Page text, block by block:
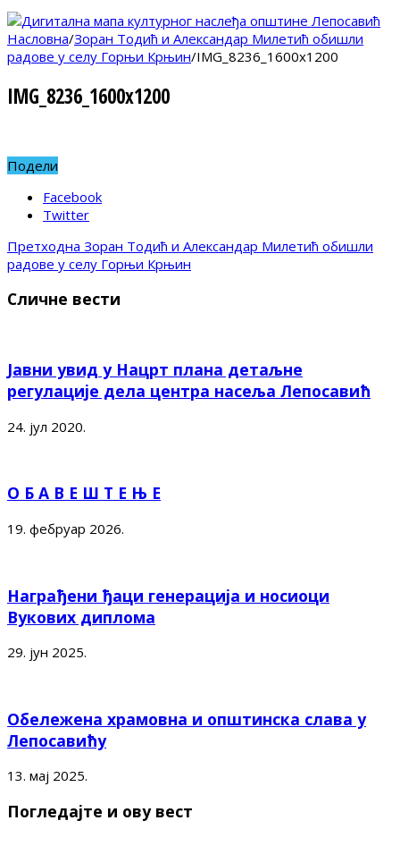
Насловна/Зоран Тодић и Александар Милетић обишли
радове у селу Горњи Крњин/IMG_8236_1600x1200
IMG_8236_1600x1200
Подели
Facebook
Twitter
Претходна Зоран Тодић и Александар Милетић обишли
радове у селу Горњи Крњин
Сличне вести
Јавни увид у Нацрт плана детаљне
регулације дела центра насеља Лепосавић
24. јул 2020.
О Б А В Е Ш Т Е Њ Е
19. фебруар 2026.
Награђени ђаци генерација и носиоци
Вукових диплома
29. јун 2025.
Обележена храмовна и општинска слава у
Лепосавићу
13. мај 2025.
Погледајте и ову вест